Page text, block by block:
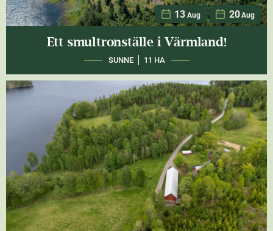
13 Aug 20 Aug
Ett smultronställe i Värmland!
SUNNE 11 HA